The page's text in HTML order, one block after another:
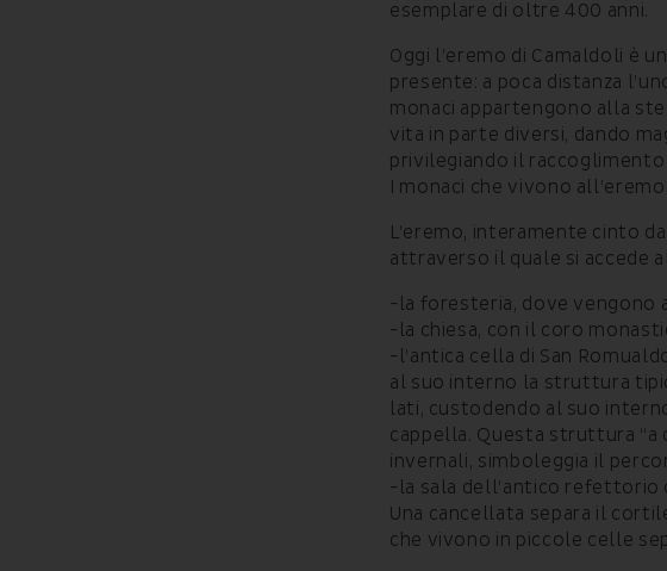
esemplare di oltre 400 anni.
Oggi l’eremo di Camaldoli è
presente: a poca distanza
monaci appartengono alla
vita in parte diversi, dando
privilegiando il
I monaci che vivono
L’eremo, interamente cinto
attraverso il quale si accede
-la foresteria, dove vengono
-la chiesa, con il coro
-l’antica cella di San
al suo interno la struttura
lati, custodendo al suo
cappella. Questa struttura
invernali, simboleggia il
-la sala dell’antico refettorio
Una cancellata separa il
che vivono in piccole celle